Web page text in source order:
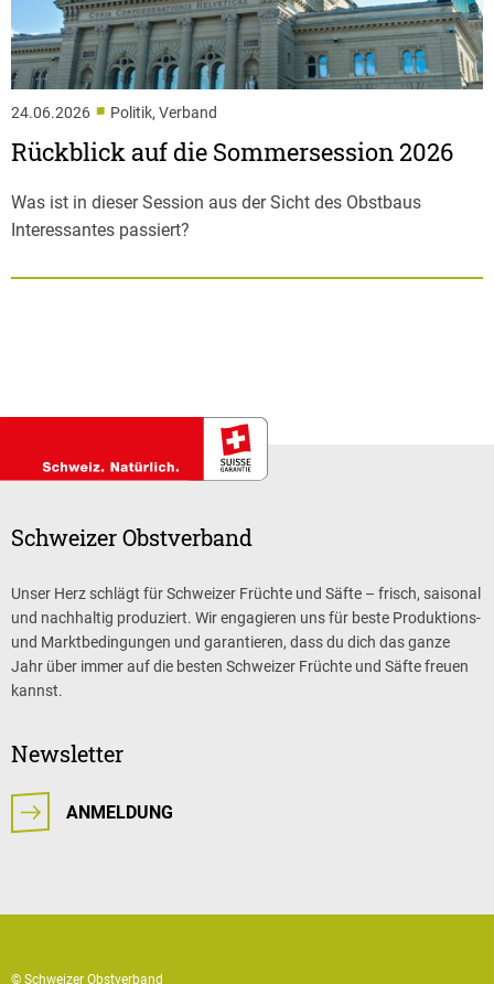
24.06.2026 ■ Politik, Verband
Rückblick auf die Sommersession 2026
Was ist in dieser Session aus der Sicht des Obstbaus
Interessantes passiert?
Schweizer Obstverband
Unser Herz schlägt für Schweizer Früchte und Säfte – frisch, saisonal
und nachhaltig produziert. Wir engagieren uns für beste Produktions-
und Marktbedingungen und garantieren, dass du dich das ganze
Jahr über immer auf die besten Schweizer Früchte und Säfte freuen
kannst.
Newsletter
ANMELDUNG
© Schweizer Obstverband